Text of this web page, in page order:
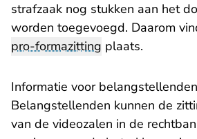
strafzaak nog stukken aan het
worden toegevoegd. Daarom
pro-formazitting plaats.
Informatie voor belangstellenden
Belangstellenden kunnen de
van de videozalen in de